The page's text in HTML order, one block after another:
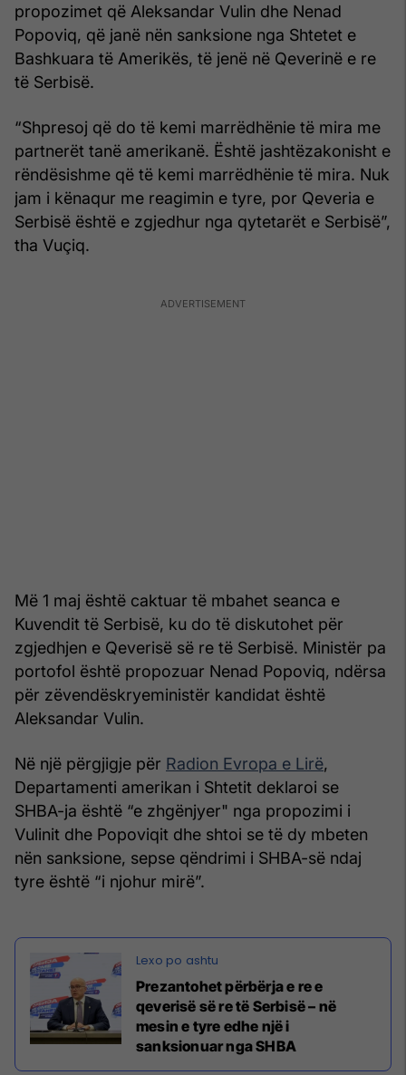
propozimet që Aleksandar Vulin dhe Nenad
Popoviq, që janë nën sanksione nga Shtetet e
Bashkuara të Amerikës, të jenë në Qeverinë e re
të Serbisë.
“Shpresoj që do të kemi marrëdhënie të mira me
partnerët tanë amerikanë. Është jashtëzakonisht e
rëndësishme që të kemi marrëdhënie të mira. Nuk
jam i kënaqur me reagimin e tyre, por Qeveria e
Serbisë është e zgjedhur nga qytetarët e Serbisë”,
tha Vuçiq.
Më 1 maj është caktuar të mbahet seanca e
Kuvendit të Serbisë, ku do të diskutohet për
zgjedhjen e Qeverisë së re të Serbisë. Ministër pa
portofol është propozuar Nenad Popoviq, ndërsa
për zëvendëskryeministër kandidat është
Aleksandar Vulin.
Në një përgjigje për Radion Evropa e Lirë,
Departamenti amerikan i Shtetit deklaroi se
SHBA-ja është “e zhgënjyer" nga propozimi i
Vulinit dhe Popoviqit dhe shtoi se të dy mbeten
nën sanksione, sepse qëndrimi i SHBA-së ndaj
tyre është “i njohur mirë”.
Prezantohet përbërja e re e
qeverisë së re të Serbisë – në
mesin e tyre edhe një i
sanksionuar nga SHBA